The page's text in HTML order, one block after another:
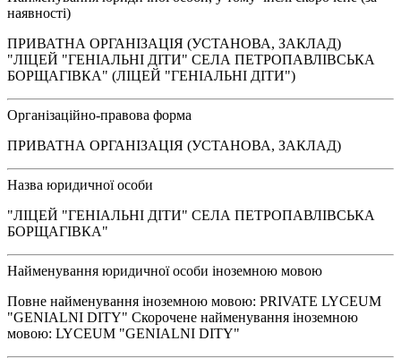
наявності)
ПРИВАТНА ОРГАНІЗАЦІЯ (УСТАНОВА, ЗАКЛАД)
"ЛІЦЕЙ "ГЕНІАЛЬНІ ДІТИ" СЕЛА ПЕТРОПАВЛІВСЬКА
БОРЩАГІВКА" (ЛІЦЕЙ "ГЕНІАЛЬНІ ДІТИ")
Організаційно-правова форма
ПРИВАТНА ОРГАНІЗАЦІЯ (УСТАНОВА, ЗАКЛАД)
Назва юридичної особи
"ЛІЦЕЙ "ГЕНІАЛЬНІ ДІТИ" СЕЛА ПЕТРОПАВЛІВСЬКА
БОРЩАГІВКА"
Найменування юридичної особи іноземною мовою
Повне найменування іноземною мовою: PRIVATE LYCEUM
"GENIALNI DITY" Скорочене найменування іноземною
мовою: LYCEUM "GENIALNI DITY"